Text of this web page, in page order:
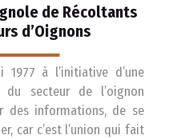
de Récoltants
d’Oignons
1977 à l’initiative d’une
du secteur de l’oignon
des informations, de se
car c’est l’union qui fait